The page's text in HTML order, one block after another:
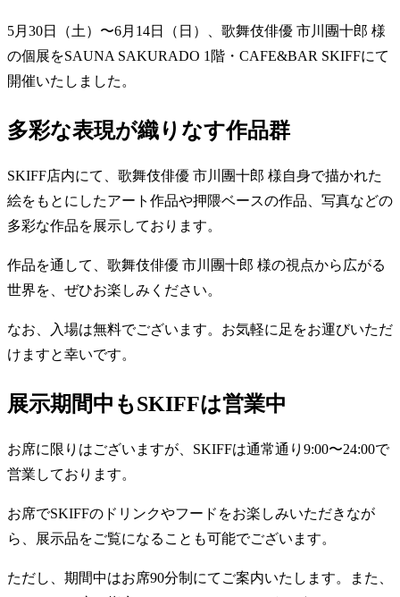
5月30日（土）〜6月14日（日）、歌舞伎俳優 市川團十郎 様
の個展をSAUNA SAKURADO 1階・CAFE&BAR SKIFFにて
開催いたしました。
多彩な表現が織りなす作品群
SKIFF店内にて、歌舞伎俳優 市川團十郎 様自身で描かれた
絵をもとにしたアート作品や押隈ベースの作品、写真などの
多彩な作品を展示しております。
作品を通して、歌舞伎俳優 市川團十郎 様の視点から広がる
世界を、ぜひお楽しみください。
なお、入場は無料でございます。お気軽に足をお運びいただ
けますと幸いです。
展示期間中もSKIFFは営業中
お席に限りはございますが、SKIFFは通常通り9:00〜24:00で
営業しております。
お席でSKIFFのドリンクやフードをお楽しみいただきなが
ら、展示品をご覧になることも可能でございます。
ただし、期間中はお席90分制にてご案内いたします。また、